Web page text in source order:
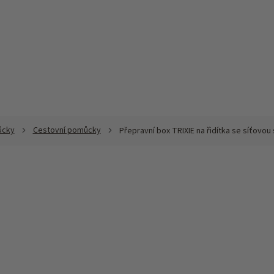
Cestovní pomůcky Přepravní box TRIXIE na řidítka se